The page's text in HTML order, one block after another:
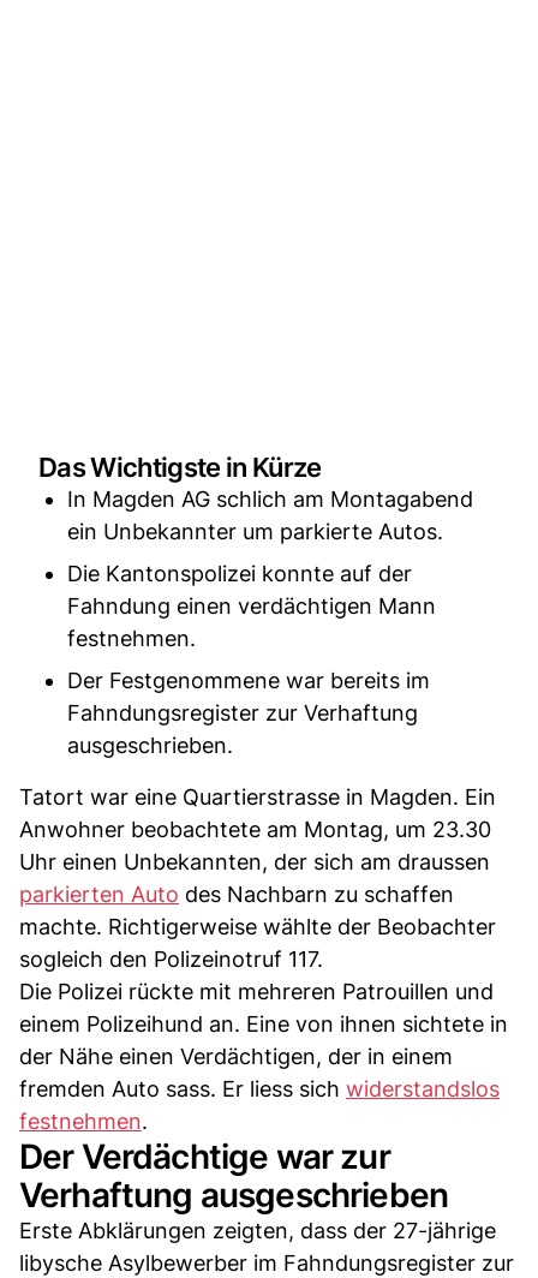
Das Wichtigste in Kürze
In Magden AG schlich am Montagabend
ein Unbekannter um parkierte Autos.
Die Kantonspolizei konnte auf der
Fahndung einen verdächtigen Mann
festnehmen.
Der Festgenommene war bereits im
Fahndungsregister zur Verhaftung
ausgeschrieben.
Tatort war eine Quartierstrasse in Magden. Ein
Anwohner beobachtete am Montag, um 23.30
Uhr einen Unbekannten, der sich am draussen
parkierten Auto des Nachbarn zu schaffen
machte. Richtigerweise wählte der Beobachter
sogleich den Polizeinotruf 117.
Die Polizei rückte mit mehreren Patrouillen und
einem Polizeihund an. Eine von ihnen sichtete in
der Nähe einen Verdächtigen, der in einem
fremden Auto sass. Er liess sich widerstandslos
festnehmen.
Der Verdächtige war zur
Verhaftung ausgeschrieben
Erste Abklärungen zeigten, dass der 27-jährige
libysche Asylbewerber im Fahndungsregister zur